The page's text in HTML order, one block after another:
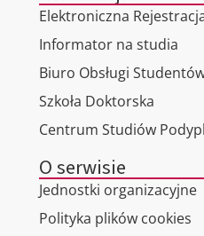
Elektroniczna
Informator na studia
Biuro Obsługi
Szkoła Doktorska
Centrum Studiów
O serwisie
Jednostki organizacyjne
Polityka plików cookies